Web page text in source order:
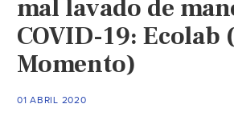
mal lavado de
COVID-19: Ecolab
Momento)
01 ABRIL 2020